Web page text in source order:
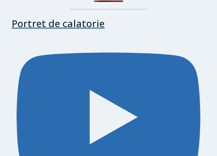
Portret de calatorie